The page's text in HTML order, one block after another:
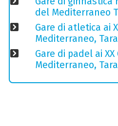
del Mediterraneo
Gare di atletica ai
Mediterraneo,
Gare di padel ai
Mediterraneo,